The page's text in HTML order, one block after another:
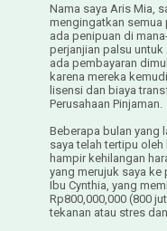
Nama saya Aris Mia,
mengingatkan semua
ada penipuan di
perjanjian palsu
ada pembayaran
karena mereka
lisensi dan biaya
Perusahaan Pinjaman.
Beberapa bulan yang
saya telah tertipu
hampir kehilangan
yang merujuk saya
Ibu Cynthia, yang
Rp800,000,000 (800
tekanan atau stres